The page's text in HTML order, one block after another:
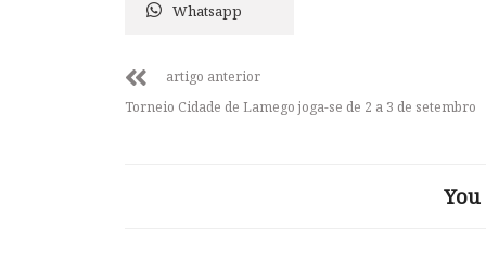
Whatsapp
artigo anterior
Torneio Cidade de Lamego joga-se de 2 a 3 de setembro